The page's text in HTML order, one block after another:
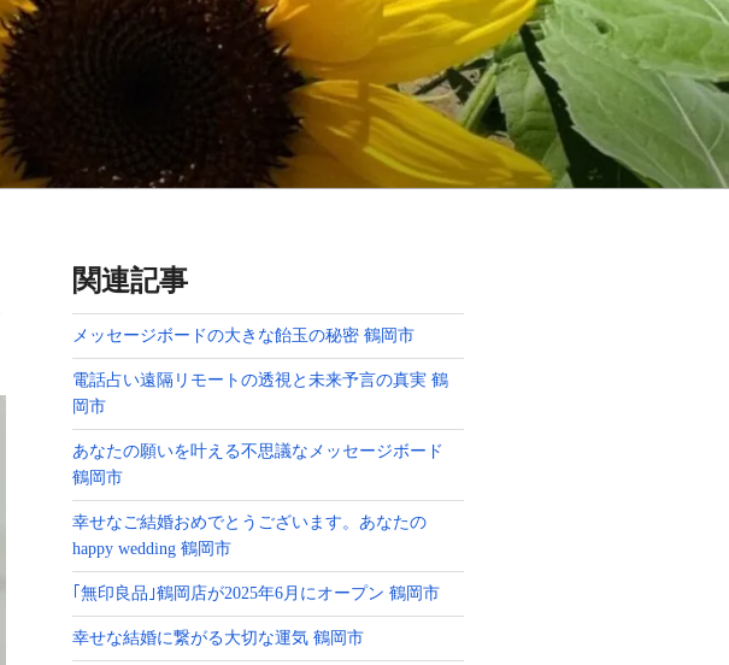
関連記事
メッセージボードの大きな飴玉の秘密 鶴岡市
電話占い遠隔リモートの透視と未来予言の真実 鶴
岡市
あなたの願いを叶える不思議なメッセージボード
鶴岡市
幸せなご結婚おめでとうございます。あなたの
happy wedding 鶴岡市
｢無印良品｣鶴岡店が2025年6月にオープン 鶴岡市
幸せな結婚に繋がる大切な運気 鶴岡市